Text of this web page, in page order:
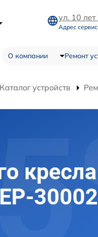
ул. 10
Адрес
О компании Ремонт
Каталог устройств
кресла
30002